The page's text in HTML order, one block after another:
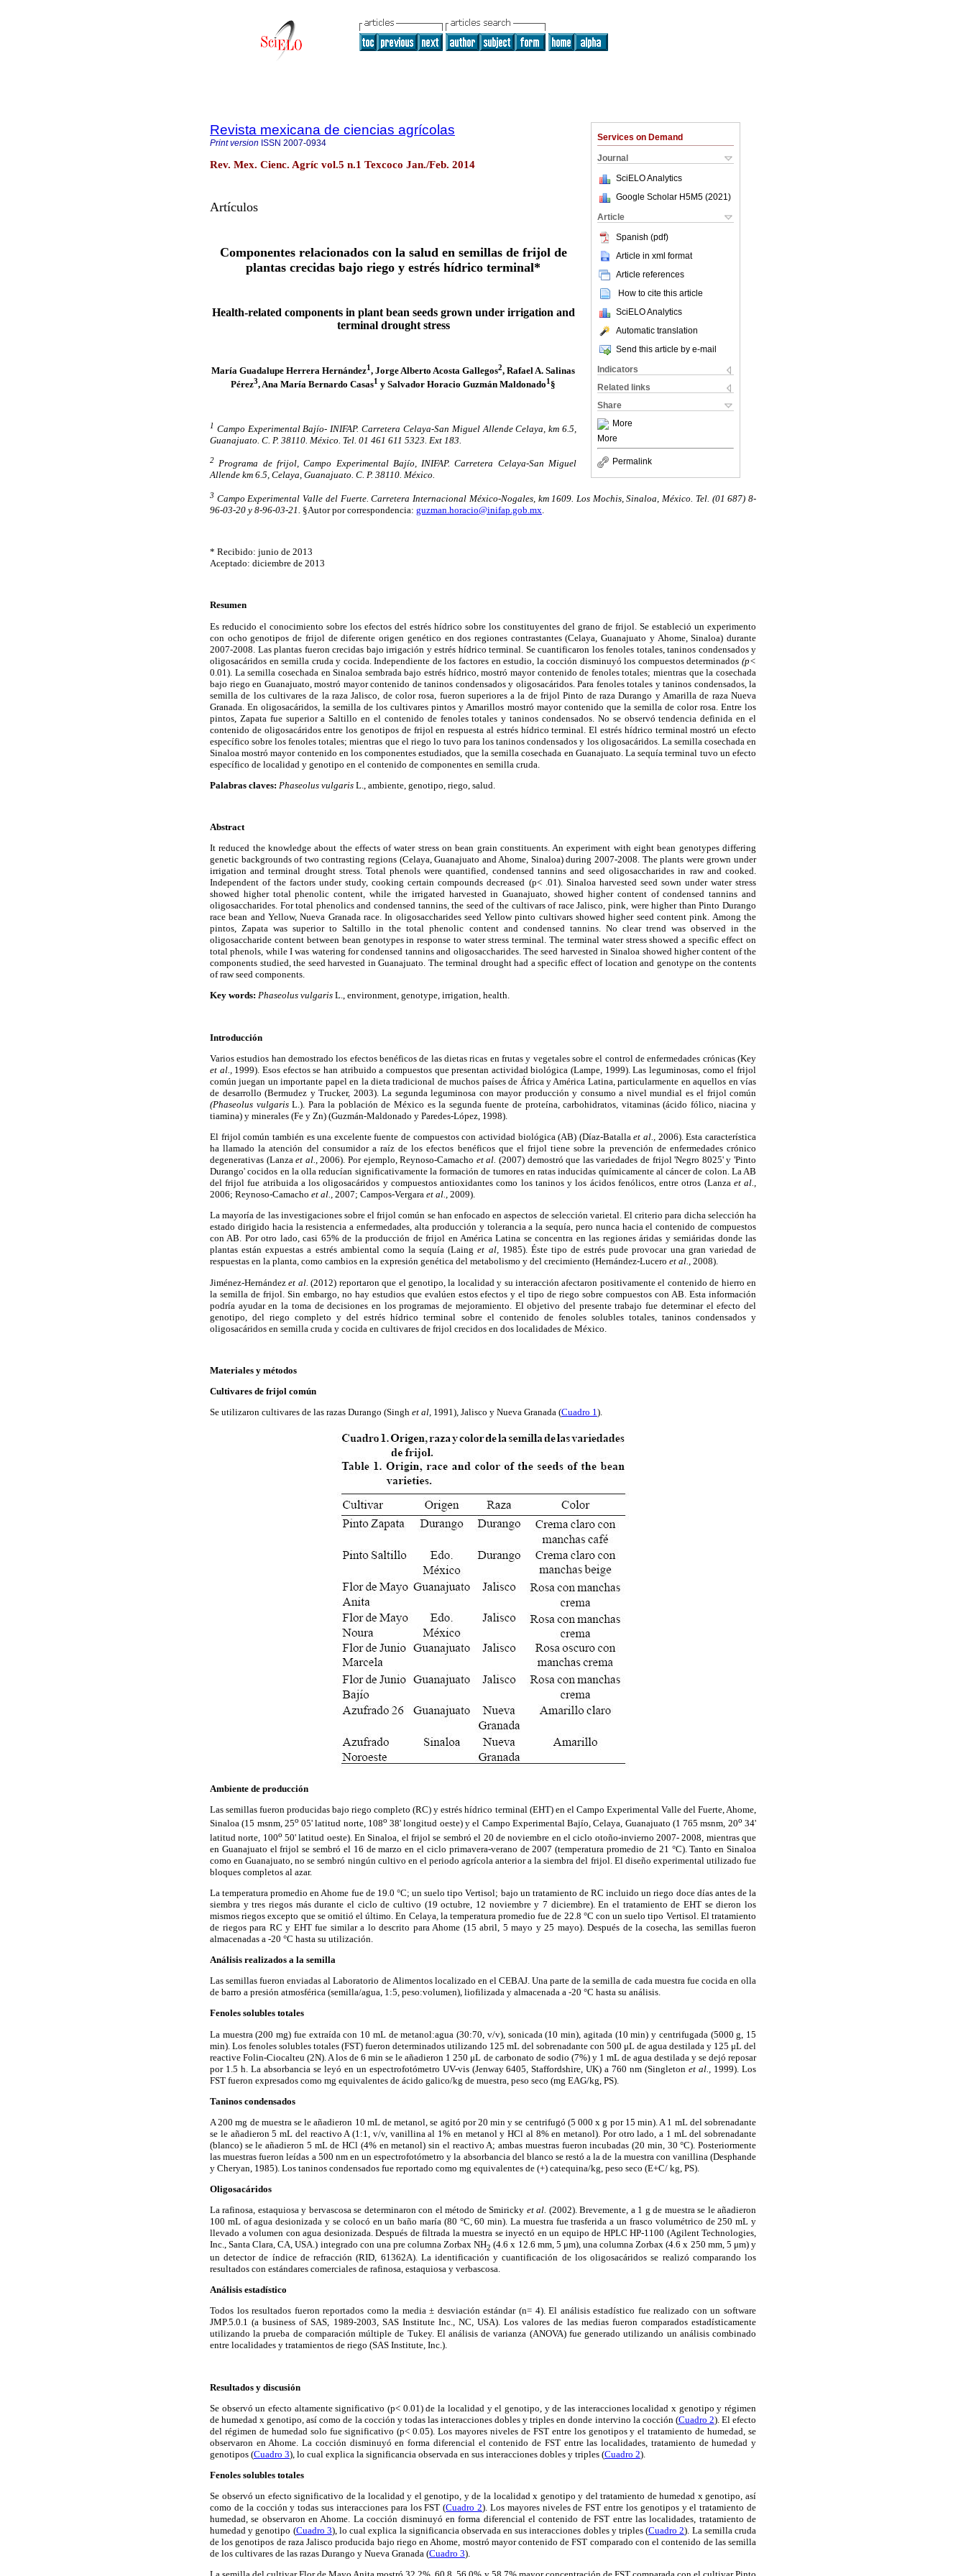
Services on Demand
Journal
SciELO Analytics
Google Scholar H5M5 (2021 )
Article
Spanish (pdf)
Article in xml format
Article references
How to cite this article
SciELO Analytics
Automatic translation
Send this article by e-mail
Indicators
Related links
Share
More
More
Permalink
Revista mexicana de ciencias agrícolas
Print version ISSN 2007-0934
Rev. Mex. Cienc. Agríc vol.5 n.1 Texcoco Jan./Feb. 2014
Artículos
Componentes relacionados con la salud en semillas de frijol de
plantas crecidas bajo riego y estrés hídrico terminal*
Health-related components in plant bean seeds grown under irrigation and
terminal drought stress
María Guadalupe Herrera Hernández1, Jorge Alberto Acosta Gallegos2, Rafael A. Salinas
Pérez3, Ana María Bernardo Casas1 y Salvador Horacio Guzmán Maldonado1§
1 Campo Experimental Bajío- INIFAP. Carretera Celaya-San Miguel Allende Celaya, km 6.5,
Guanajuato. C. P. 38110. México. Tel. 01 461 611 5323. Ext 183.
2 Programa de frijol, Campo Experimental Bajío, INIFAP. Carretera Celaya-San Miguel
Allende km 6.5, Celaya, Guanajuato. C. P. 38110. México.
3 Campo Experimental Valle del Fuerte. Carretera Internacional México-Nogales, km 1609. Los Mochis, Sinaloa, México. Tel. (01 687) 8-
96-03-20 y 8-96-03-21. §Autor por correspondencia: guzman.horacio@inifap.gob.mx
* Recibido: junio de 2013
Aceptado: diciembre de 2013
Resumen
Es reducido el conocimiento sobre los efectos del estrés hídrico sobre los constituyentes del grano de frijol. Se estableció un experimento
con ocho genotipos de frijol de diferente origen genético en dos regiones contrastantes (Celaya, Guanajuato y Ahome, Sinaloa) durante
2007-2008. Las plantas fueron crecidas bajo irrigación y estrés hídrico terminal. Se cuantificaron los fenoles totales, taninos condensados y
oligosacáridos en semilla cruda y cocida. Independiente de los factores en estudio, la cocción disminuyó los compuestos determinados (p<
0.01). La semilla cosechada en Sinaloa sembrada bajo estrés hídrico, mostró mayor contenido de fenoles totales; mientras que la cosechada
bajo riego en Guanajuato, mostró mayor contenido de taninos condensados y oligosacáridos. Para fenoles totales y taninos condensados, la
semilla de los cultivares de la raza Jalisco, de color rosa, fueron superiores a la de frijol Pinto de raza Durango y Amarilla de raza Nueva
Granada. En oligosacáridos, la semilla de los cultivares pintos y Amarillos mostró mayor contenido que la semilla de color rosa. Entre los
pintos, Zapata fue superior a Saltillo en el contenido de fenoles totales y taninos condensados. No se observó tendencia definida en el
contenido de oligosacáridos entre los genotipos de frijol en respuesta al estrés hídrico terminal. El estrés hídrico terminal mostró un efecto
específico sobre los fenoles totales; mientras que el riego lo tuvo para los taninos condensados y los oligosacáridos. La semilla cosechada en
Sinaloa mostró mayor contenido en los componentes estudiados, que la semilla cosechada en Guanajuato. La sequía terminal tuvo un efecto
específico de localidad y genotipo en el contenido de componentes en semilla cruda.
Palabras claves: Phaseolus vulgaris L., ambiente, genotipo, riego, salud.
Abstract
It reduced the knowledge about the effects of water stress on bean grain constituents. An experiment with eight bean genotypes differing
genetic backgrounds of two contrasting regions (Celaya, Guanajuato and Ahome, Sinaloa) during 2007-2008. The plants were grown under
irrigation and terminal drought stress. Total phenols were quantified, condensed tannins and seed oligosaccharides in raw and cooked.
Independent of the factors under study, cooking certain compounds decreased (p< .01). Sinaloa harvested seed sown under water stress
showed higher total phenolic content, while the irrigated harvested in Guanajuato, showed higher content of condensed tannins and
oligosaccharides. For total phenolics and condensed tannins, the seed of the cultivars of race Jalisco, pink, were higher than Pinto Durango
race bean and Yellow, Nueva Granada race. In oligosaccharides seed Yellow pinto cultivars showed higher seed content pink. Among the
pintos, Zapata was superior to Saltillo in the total phenolic content and condensed tannins. No clear trend was observed in the
oligosaccharide content between bean genotypes in response to water stress terminal. The terminal water stress showed a specific effect on
total phenols, while I was watering for condensed tannins and oligosaccharides. The seed harvested in Sinaloa showed higher content of the
components studied, the seed harvested in Guanajuato. The terminal drought had a specific effect of location and genotype on the contents
of raw seed components.
Key words: Phaseolus vulgaris L., environment, genotype, irrigation, health.
Introducción
Varios estudios han demostrado los efectos benéficos de las dietas ricas en frutas y vegetales sobre el control de enfermedades crónicas (Key
et al.,1999). Esos efectos se han atribuido a compuestos que presentan actividad biológica (Lampe, 1999). Las leguminosas, como el frijol
común juegan un importante papel en la dieta tradicional de muchos países de África y América Latina, particularmente en aquellos en vías
de desarrollo (Bermudez y Trucker, 2003). La segunda leguminosa con mayor producción y consumo a nivel mundial es el frijol común
(Phaseolus vulgarisL.). Para la población de México es la segunda fuente de proteína, carbohidratos, vitaminas (ácido fólico, niacina y
tiamina) y minerales (Fe y Zn) (Guzmán-Maldonado y Paredes-López, 1998).
El frijol común también es una excelente fuente de compuestos con actividad biológica (AB) (Díaz-Batallaet al., 2006). Esta característica
ha llamado la atención del consumidor a raíz de los efectos benéficos que el frijol tiene sobre la prevención de enfermedades crónico
degenerativas (Lanzaet al.,2006). Por ejemplo, Reynoso-Camacho et al. (2007) demostró que las variedades de frijol 'Negro 8025' y 'Pinto
Durango' cocidos en la olla reducían significativamente la formación de tumores en ratas inducidas químicamente al cáncer de colon. La AB
del frijol fue atribuida a los oligosacáridos y compuestos antioxidantes como los taninos y los ácidos fenólicos, entre otros (Lanza et al.,
2006; Reynoso-Camacho et al., 2007; Campos-Vergara et al., 2009).
La mayoría de las investigaciones sobre el frijol común se han enfocado en aspectos de selección varietal. El criterio para dicha selección ha
estado dirigido hacia la resistencia a enfermedades, alta producción y tolerancia a la sequía, pero nunca hacia el contenido de compuestos
con AB. Por otro lado, casi 65% de la producción de frijol en América Latina se concentra en las regiones áridas y semiáridas donde las
plantas están expuestas a estrés ambiental como la sequía (Lainget al,1985). Éste tipo de estrés pude provocar una gran variedad de
respuestas en la planta, como cambios en la expresión genética del metabolismo y del crecimiento (Hernández-Lucero et al., 2008).
Jiménez-Hernándezet al. (2012) reportaron que el genotipo, la localidad y su interacción afectaron positivamente el contenido de hierro en
la semilla de frijol. Sin embargo, no hay estudios que evalúen estos efectos y el tipo de riego sobre compuestos con AB. Esta información
podría ayudar en la toma de decisiones en los programas de mejoramiento. El objetivo del presente trabajo fue determinar el efecto del
genotipo, del riego completo y del estrés hídrico terminal sobre el contenido de fenoles solubles totales, taninos condensados y
oligosacáridos en semilla cruda y cocida en cultivares de frijol crecidos en dos localidades de México.
Materiales y métodos
Cultivares de frijol común
Se utilizaron cultivares de las razas Durango (Singh et al, 1991), Jalisco y Nueva Granada (Cuadro 1).
Ambiente de producción
Las semillas fueron producidas bajo riego completo (RC) y estrés hídrico terminal (EHT) en el Campo Experimental Valle del Fuerte, Ahome,
Sinaloa (15 msnm, 25o 05' latitud norte, 108o 38' longitud oeste) y el Campo Experimental Bajío, Celaya, Guanajuato (1 765 msnm, 20o 34'
latitud norte, 100o 50' latitud oeste). En Sinaloa, el frijol se sembró el 20 de noviembre en el ciclo otoño-invierno 2007- 2008, mientras que
en Guanajuato el frijol se sembró el 16 de marzo en el ciclo primavera-verano de 2007 (temperatura promedio de 21 °C). Tanto en Sinaloa
como en Guanajuato, no se sembró ningún cultivo en el periodo agrícola anterior a la siembra del frijol. El diseño experimental utilizado fue
bloques completos al azar.
La temperatura promedio en Ahome fue de 19.0 °C; un suelo tipo Vertisol; bajo un tratamiento de RC incluido un riego doce días antes de la
siembra y tres riegos más durante el ciclo de cultivo (19 octubre, 12 noviembre y 7 diciembre). En el tratamiento de EHT se dieron los
mismos riegos excepto que se omitió el último. En Celaya, la temperatura promedio fue de 22.8 °C con un suelo tipo Vertisol. El tratamiento
de riegos para RC y EHT fue similar a lo descrito para Ahome (15 abril, 5 mayo y 25 mayo). Después de la cosecha, las semillas fueron
almacenadas a -20 °C hasta su utilización.
Análisis realizados a la semilla
Las semillas fueron enviadas al Laboratorio de Alimentos localizado en el CEBAJ. Una parte de la semilla de cada muestra fue cocida en olla
de barro a presión atmosférica (semilla/agua, 1:5, peso:volumen), liofilizada y almacenada a -20 °C hasta su análisis.
Fenoles solubles totales
La muestra (200 mg) fue extraída con 10 mL de metanol:agua (30:70, v/v), sonicada (10 min), agitada (10 min) y centrifugada (5000 g, 15
min). Los fenoles solubles totales (FST) fueron determinados utilizando 125 mL del sobrenadante con 500 μL de agua destilada y 125 μL del
reactive Folin-Ciocalteu (2N). A los de 6 min se le añadieron 1 250 μL de carbonato de sodio (7%) y 1 mL de agua destilada y se dejó reposar
por 1.5 h. La absorbancia se leyó en un espectrofotómetro UV-vis (Jenway 6405, Staffordshire, UK) a 760 nm (Singletonet al.,
1999). Los
FST fueron expresados como mg equivalentes de ácido galico/kg de muestra, peso seco (mg EAG/kg, PS).
Taninos condensados
A 200 mg de muestra se le añadieron 10 mL de metanol, se agitó por 20 min y se centrifugó (5 000 x g por 15 min). A 1 mL del sobrenadante
se le añadieron 5 mL del reactivo A (1:1, v/v, vanillina al 1% en metanol y HCl al 8% en metanol). Por otro lado, a 1 mL del sobrenadante
(blanco) se le añadieron 5 mL de HCl (4% en metanol) sin el reactivo A; ambas muestras fueron incubadas (20 min, 30 °C). Posteriormente
las muestras fueron leídas a 500 nm en un espectrofotómetro y la absorbancia del blanco se restó a la de la muestra con vanillina (Desphande
y Cheryan, 1985). Los taninos condensados fue reportado como mg equivalentes de (+) catequina/kg, peso seco (E+C/ kg, PS).
Oligosacáridos
La rafinosa, estaquiosa y bervascosa se determinaron con el método de Smiricky et al. (2002). Brevemente, a 1 g de muestra se le añadieron
100 mL of agua desionizada y se colocó en un baño maría (80 °C, 60 min). La muestra fue trasferida a un frasco volumétrico de 250 mL y
llevado a volumen con agua desionizada. Después de filtrada la muestra se inyectó en un equipo de HPLC HP-1100 (Agilent Technologies,
Inc., Santa Clara, CA, USA.) integrado con una pre columna Zorbax NH2 (4.6 x 12.6 mm, 5 μm), una columna Zorbax (4.6 x 250 mm, 5 μm) y
un detector de índice de refracción (RID, 61362A). La identificación y cuantificación de los oligosacáridos se realizó comparando los
resultados con estándares comerciales de rafinosa, estaquiosa y verbascosa.
Análisis estadístico
Todos los resultados fueron reportados como la media ± desviación estándar (n= 4). El análisis estadístico fue realizado con un software
JMP.5.0.1 (a business of SAS, 1989-2003, SAS Institute Inc., NC, USA). Los valores de las medias fueron comparados estadísticamente
utilizando la prueba de comparación múltiple de Tukey. El análisis de varianza (ANOVA) fue generado utilizando un análisis combinado
entre localidades y tratamientos de riego (SAS Institute, Inc.).
Resultados y discusión
Se observó un efecto altamente significativo (p< 0.01) de la localidad y el genotipo, y de las interacciones localidad x genotipo y régimen
de humedad x genotipo, así como de la cocción y todas las interacciones dobles y triples en donde intervino la cocción (Cuadro 2). El efecto
del régimen de humedad solo fue significativo (p< 0.05). Los mayores niveles de FST entre los genotipos y el tratamiento de humedad, se
observaron en Ahome. La cocción disminuyó en forma diferencial el contenido de FST entre las localidades, tratamiento de humedad y
genotipos (Cuadro 3), lo cual explica la significancia observada en sus interacciones dobles y triples (Cuadro 2).
Fenoles solubles totales
Se observó un efecto significativo de la localidad y el genotipo, y de la localidad x genotipo y del tratamiento de humedad x genotipo, así
como de la cocción y todas sus interacciones para los FST (Cuadro 2). Los mayores niveles de FST entre los genotipos y el tratamiento de
humedad, se observaron en Ahome. La cocción disminuyó en forma diferencial el contenido de FST entre las localidades, tratamiento de
humedad y genotipo (Cuadro 3), lo cual explica la significancia observada en sus interacciones dobles y triples (Cuadro 2). La semilla cruda
de los genotipos de raza Jalisco producida bajo riego en Ahome, mostró mayor contenido de FST comparado con el contenido de las semilla
de los cultivares de las razas Durango y Nueva Granada (Cuadro 3).